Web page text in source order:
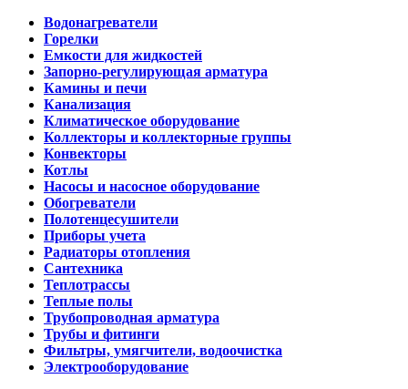
Водонагреватели
Горелки
Емкости для жидкостей
Запорно-регулирующая арматура
Камины и печи
Канализация
Климатическое оборудование
Коллекторы и коллекторные группы
Конвекторы
Котлы
Насосы и насосное оборудование
Обогреватели
Полотенцесушители
Приборы учета
Радиаторы отопления
Сантехника
Теплотрассы
Теплые полы
Трубопроводная арматура
Трубы и фитинги
Фильтры, умягчители, водоочистка
Электрооборудование